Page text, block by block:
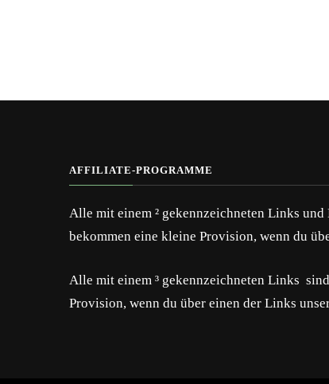
AFFILIATE-PROGRAMME
Alle mit einem ² gekennzeichneten Links
bekommen eine kleine Provision, wenn du
Alle mit einem ³ gekennzeichneten Links
Provision, wenn du über einen der Links